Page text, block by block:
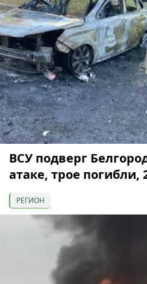
ВСУ подверг
атаке, трое погибли,
РЕГИОН